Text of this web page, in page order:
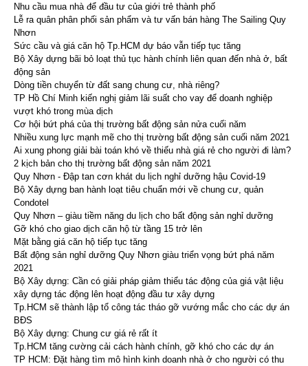
Nhu cầu mua nhà để đầu tư của giới trẻ thành phố
Lễ ra quân phân phối sản phẩm và tư vấn bán hàng The Sailing Quy
Nhơn
Sức cầu và giá căn hộ Tp.HCM dự báo vẫn tiếp tục tăng
Bộ Xây dựng bãi bỏ loạt thủ tục hành chính liên quan đến nhà ở, bất
động sản
Dòng tiền chuyển từ đất sang chung cư, nhà riêng?
TP Hồ Chí Minh kiến nghị giảm lãi suất cho vay để doanh nghiệp
vượt khó trong mùa dịch
Cơ hội bứt phá của thị trường bất động sản nửa cuối năm
Nhiều xung lực mạnh mẽ cho thị trường bất động sản cuối năm 2021
Ai xung phong giải bài toán khó về thiếu nhà giá rẻ cho người đi làm?
2 kịch bản cho thị trường bất động sản năm 2021
Quy Nhơn - Đập tan cơn khát du lịch nghỉ dưỡng hậu Covid-19
Bộ Xây dựng ban hành loạt tiêu chuẩn mới về chung cư, quản
Condotel
Quy Nhơn – giàu tiềm năng du lịch cho bất động sản nghỉ dưỡng
Gỡ khó cho giao dịch căn hộ từ tầng 15 trở lên
Mặt bằng giá căn hộ tiếp tục tăng
Bất động sản nghỉ dưỡng Quy Nhơn giàu triển vọng bứt phá năm
2021
Bộ Xây dựng: Cần có giải pháp giảm thiểu tác động của giá vật liệu
xây dựng tác động lên hoạt động đầu tư xây dựng
Tp.HCM sẽ thành lập tổ công tác tháo gỡ vướng mắc cho các dự án
BĐS
Bộ Xây dựng: Chung cư giá rẻ rất ít
Tp.HCM tăng cường cải cách hành chính, gỡ khó cho các dự án
TP HCM: Đặt hàng tìm mô hình kinh doanh nhà ở cho người có thu